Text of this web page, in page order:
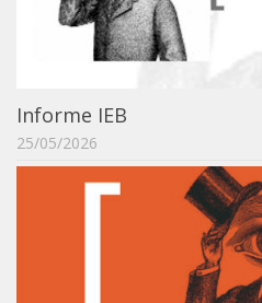
Graduação
Pós-Graduação
Publicações
Almanack Braziliense
Estudos Brasileiros
Informe IEB
25/05/2026